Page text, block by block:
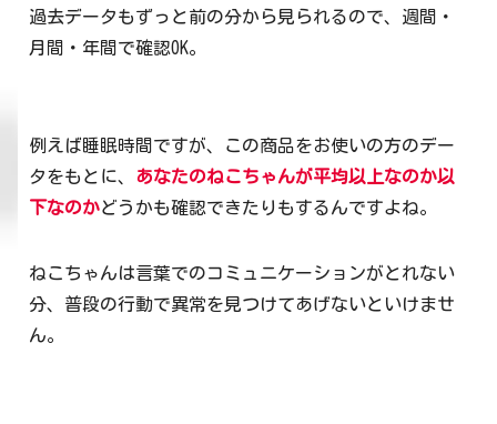
過去データもずっと前の分から見られるので、週間・
月間・年間で確認OK。
例えば睡眠時間ですが、この商品をお使いの方のデー
タをもとに、 あなたのねこちゃんが平均以上なのか以
下なのかどうかも確認できたりもするんですよね。
ねこちゃんは言葉でのコミュニケーションがとれない
分、普段の行動で異常を見つけてあげないといけませ
ん。